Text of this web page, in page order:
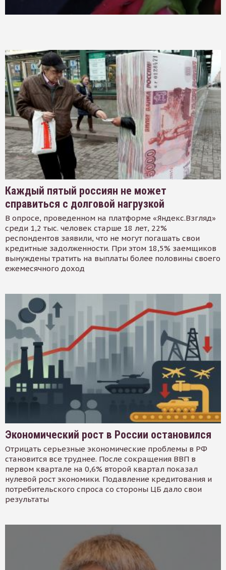
Каждый пятый россиян не может
справиться с долговой нагрузкой
В опросе, проведенном на платформе «Яндекс.Взгляд»
среди 1,2 тыс. человек старше 18 лет, 22%
респондентов заявили, что не могут погашать свои
кредитные задолженности. При этом 18,5% заемщиков
вынуждены тратить на выплаты более половины своего
ежемесячного доход
Экономический рост в России остановился
Отрицать серьезные экономические проблемы в РФ
становится все труднее. После сокращения ВВП в
первом квартале на 0,6% второй квартал показал
нулевой рост экономики. Подавление кредитования и
потребительского спроса со стороны ЦБ дало свои
результаты